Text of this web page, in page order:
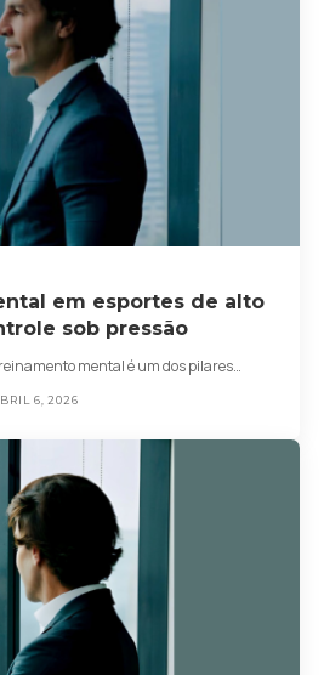
em esportes de alto
sob pressão
mental é um dos pilares…
6, 2026